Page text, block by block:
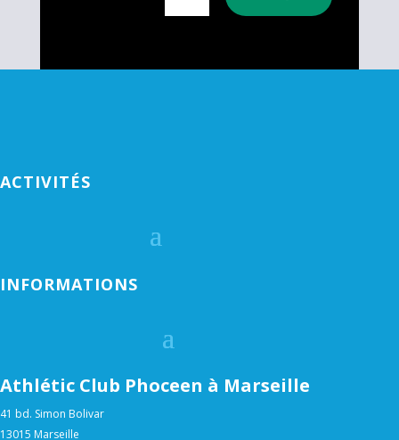
ACTIVITÉS
INFORMATIONS
Athlétic Club Phoceen à Marseille
41 bd. Simon Bolivar
13015 Marseille